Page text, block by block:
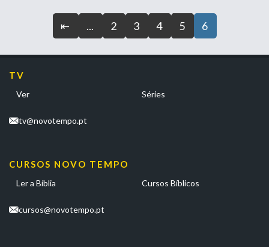
⇤ ... 2 3 4 5 6
TV
Ver Séries
tv@novotempo.pt
CURSOS NOVO TEMPO
Ler a Bíblia Cursos Bíblicos
cursos@novotempo.pt